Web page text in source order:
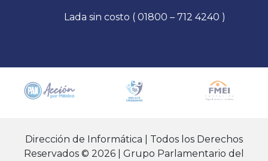
Lada sin costo ( 01800 – 712 4240 )
Dirección de Informática | Todos los Derechos
Reservados © 2026 | Grupo Parlamentario del